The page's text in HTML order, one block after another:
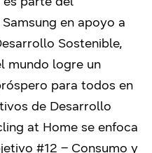
en apoyo a
Sostenible,
mundo logre un
para todos en
de Desarrollo
at Home se enfoca
#12 – Consumo y